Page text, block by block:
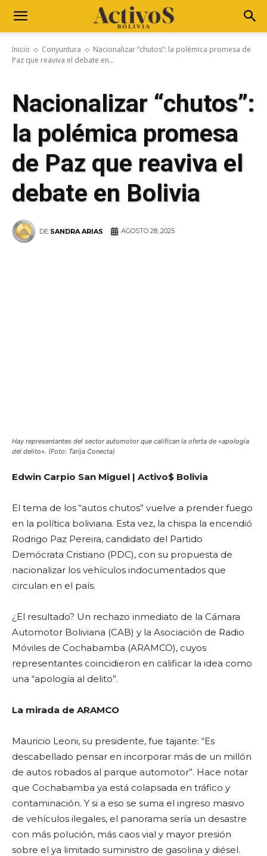
Inicio Conyuntura
Nacionalizar “chutos”: la polémica promesa de
Paz que reaviva el debate en...
Nacionalizar “chutos”:
la polémica promesa
de Paz que reaviva el
debate en Bolivia
DE SANDRA ARIAS AGOSTO 28, 2025
Hay representantes del sector automotor que califican la oferta de «apología
del delito». (Foto: Tarija Conecta)
Edwin Carpio San Miguel | Activo$ Bolivia
El tema de los “autos chutos” vuelve a prender fuego
en la política boliviana. Esta vez, la chispa la encendió
Rodrigo Paz Pereira, candidato del Partido
Demócrata Cristiano (PDC), con su propuesta de
nacionalizar los vehículos indocumentados que
circulan en el país.
¿El resultado? Un rechazo inmediato de la Cámara
Automotor Boliviana (CAB) y la Asociación de Radio
Móviles de Cochabamba (ARAMCO), cuyos
representantes coincidieron en calificar la idea como
una “apología al delito”.
La mirada de ARAMCO
Mauricio Leoni, su presidente, fue tajante: “Es
descabellado pensar en incorporar más de un millón
de autos robados al parque automotor”. Hace notar
que Cochabamba ya está colapsada en tráfico y
contaminación. Y si a eso se suma el ingreso masivo
de vehículos ilegales, el panorama sería un desastre
con más polución, más caos vial y mayor presión
sobre el ya limitado suministro de gasolina y diésel.